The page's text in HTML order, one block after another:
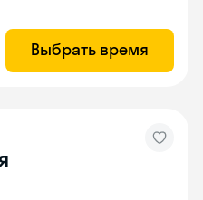
Выбрать время